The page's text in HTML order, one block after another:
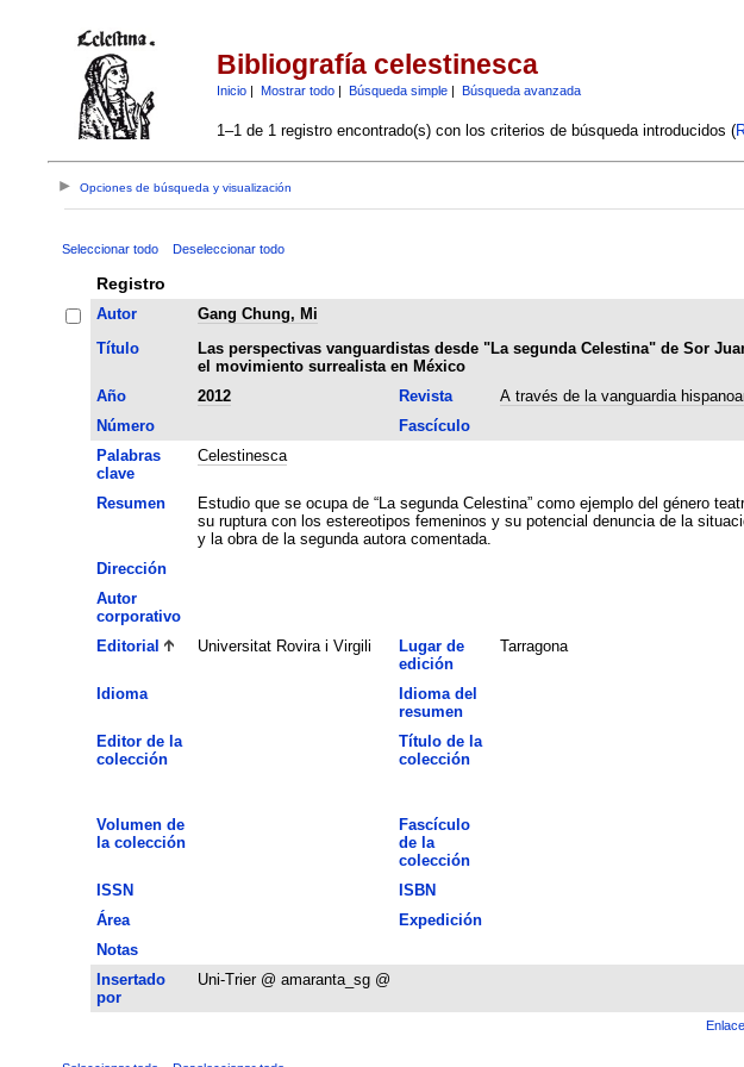
Bibliografía celestinesca
Inicio| Mostrar todo| Búsqueda simple| Búsqueda avanzada
1–1 de 1 registro encontrado(s) con los criterios de búsqueda introducidos (
Opciones de búsqueda y visualización
Seleccionar todo Deseleccionar todo
Registro
Autor
Gang Chung, Mi
Título
Las perspectivas vanguardistas desde "La segunda Celestina" de Sor
el movimiento surrealista en México
Año 2012 Revista A través de la vanguardia
Número
Fascículo
Palabras
clave
Celestinesca
Resumen
Estudio que se ocupa de “La segunda Celestina” como ejemplo del género teatral mejicano
su ruptura con los estereotipos femeninos y su potencial denuncia de la
y la obra de la segunda autora comentada.
Dirección
Autor
corporativo
Editorial Universitat Rovira i Virgili
Lugar de
edición
Tarragona
Idioma
Idioma del
resumen
Editor de la
colección
Título de la
colección
Volumen de
la colección
Fascículo
de la
colección
ISSN ISBN
Área
Expedición
Notas
Insertado
por
Uni-Trier @ amaranta_sg @